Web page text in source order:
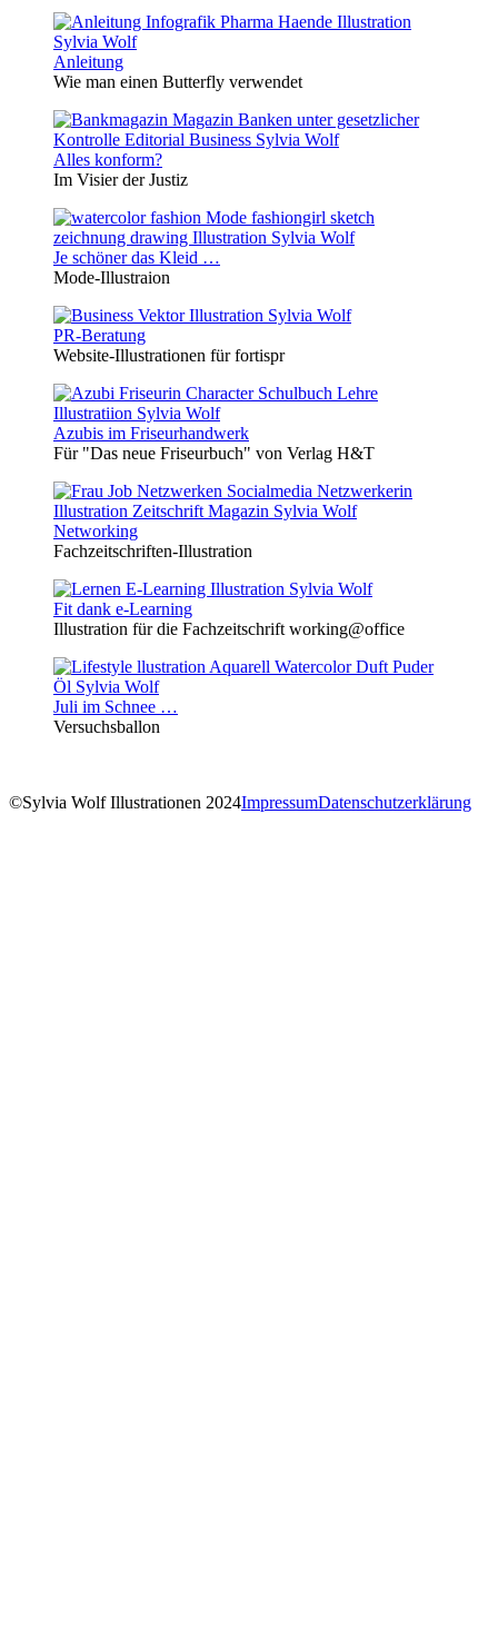
Anleitung
Wie man einen Butterfly verwendet
Alles konform?
Im Visier der Justiz
Je schöner das Kleid …
Mode-Illustraion
PR-Beratung
Website-Illustrationen für fortispr
Azubis im Friseurhandwerk
Für "Das neue Friseurbuch" von Verlag H&T
Networking
Fachzeitschriften-Illustration
Fit dank e-Learning
Illustration für die Fachzeitschrift working@office
Juli im Schnee …
Versuchsballon
©Sylvia Wolf Illustrationen 2024ImpressumDatenschutzerklärung